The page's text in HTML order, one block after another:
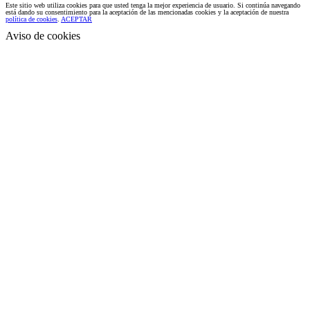
Este sitio web utiliza cookies para que usted tenga la mejor experiencia de usuario. Si continúa navegando
está dando su consentimiento para la aceptación de las mencionadas cookies y la aceptación de nuestra
política de cookies. ACEPTAR
Aviso de cookies